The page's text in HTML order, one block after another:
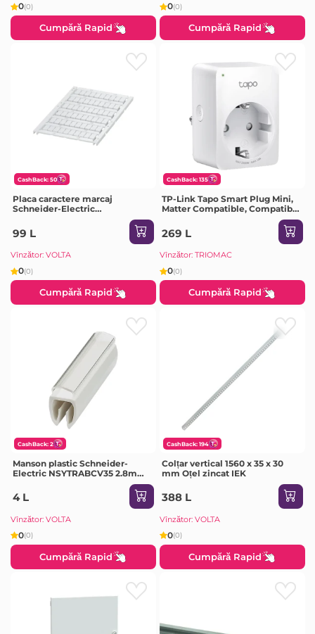
0(0)
Cumpără Rapid
0(0)
Cumpără Rapid
CashBack: 50
Placa caractere marcaj
Schneider-Electric
NSYTRABPV6 125 x 80 x 50 mm
metal
99 L
Vînzător: VOLTA
0(0)
Cumpără Rapid
CashBack: 135
TP-Link Tapo Smart Plug Mini,
Matter Compatible, Compatible
with Alexa, Google Home &
Samsung SmartThings, Energy
Monitoring, 15A, UL Certified,
269 L
Vînzător: TRIOMAC
0(0)
Cumpără Rapid
CashBack: 2
Manson plastic Schneider-
Electric NSYTRABCV35 2.8mm-
4 L
Vînzător: VOLTA
0(0)
Cumpără Rapid
CashBack: 194
Colțar vertical 1560 x 35 x 30
mm Oțel zincat IEK
388 L
Vînzător: VOLTA
0(0)
Cumpără Rapid